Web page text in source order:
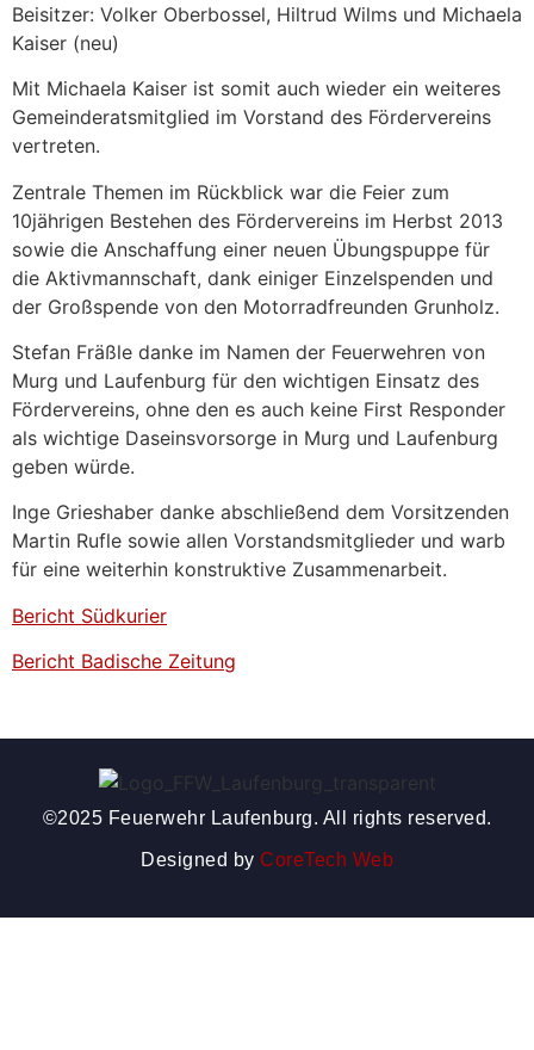
Beisitzer: Volker Oberbossel, Hiltrud Wilms und Michaela
Kaiser (neu)
Mit Michaela Kaiser ist somit auch wieder ein weiteres
Gemeinderatsmitglied im Vorstand des Fördervereins
vertreten.
Zentrale Themen im Rückblick war die Feier zum
10jährigen Bestehen des Fördervereins im Herbst 2013
sowie die Anschaffung einer neuen Übungspuppe für
die Aktivmannschaft, dank einiger Einzelspenden und
der Großspende von den Motorradfreunden Grunholz.
Stefan Fräßle danke im Namen der Feuerwehren von
Murg und Laufenburg für den wichtigen Einsatz des
Fördervereins, ohne den es auch keine First Responder
als wichtige Daseinsvorsorge in Murg und Laufenburg
geben würde.
Inge Grieshaber danke abschließend dem Vorsitzenden
Martin Rufle sowie allen Vorstandsmitglieder und warb
für eine weiterhin konstruktive Zusammenarbeit.
Bericht Südkurier
Bericht Badische Zeitung
©2025 Feuerwehr Laufenburg. All rights reserved.
Designed by CoreTech Web